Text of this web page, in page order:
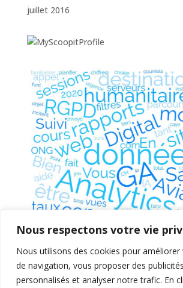
Nous respectons votre vie
Nous utilisons des cookies pour améliorer
de navigation, vous proposer des
personnalisés et analyser notre trafic. En
juillet 2016